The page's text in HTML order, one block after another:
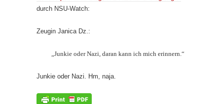
durch NSU-Watch:
Zeugin Janica Dz.:
„Junkie oder Nazi, daran kann ich mich erinnern.“
Junkie oder Nazi. Hm, naja.